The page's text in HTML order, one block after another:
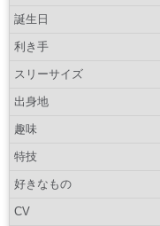
誕生日
利き手
スリーサイズ
出身地
趣味
特技
好きなもの
CV